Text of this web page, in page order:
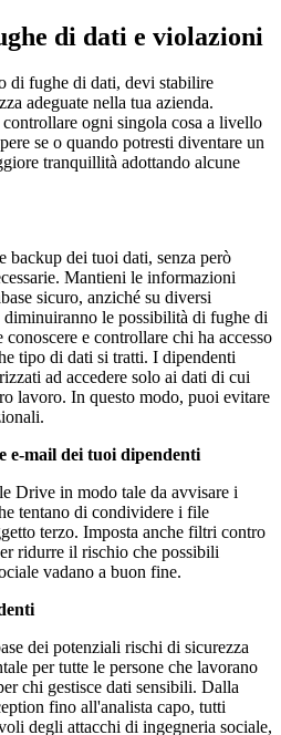
di dati e violazioni
di fughe di dati, devi stabilire
adeguate nella tua azienda.
ogni singola cosa a livello
se o quando potresti diventare un
tranquillità adottando alcune
backup dei tuoi dati, senza però
Mantieni le informazioni
sicuro, anziché su diversi
le possibilità di fughe di
conoscere e controllare chi ha accesso
tipo di dati si tratti. I dipendenti
ad accedere solo ai dati di cui
lavoro. In questo modo, puoi evitare
e-mail dei tuoi dipendenti
Drive in modo tale da avvisare i
tentano di condividere i file
terzo. Imposta anche filtri contro
ridurre il rischio che possibili
vadano a buon fine.
dei potenziali rischi di sicurezza
per tutte le persone che lavorano
chi gestisce dati sensibili. Dalla
fino all'analista capo, tutti
degli attacchi di ingegneria sociale,